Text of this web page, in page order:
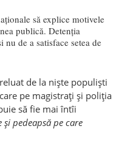
să explice motivele
publică. Detenția
nu de a satisface setea de
de la niște populiști
pe magistrați și poliția
să fie mai întîi
pedeapsă pe care